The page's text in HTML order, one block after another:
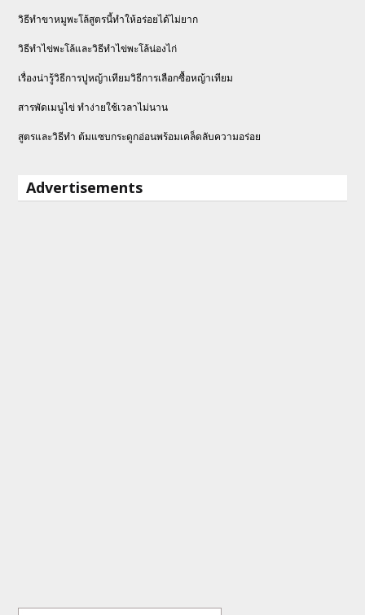
วิธีทำขาหมูพะโล้สูตรนี้ทำให้อร่อยได้ไม่ยาก
วิธีทําไข่พะโล้และวิธีทำไข่พะโล้น่องไก่
เรื่องน่ารู้วิธีการปูหญ้าเทียมวิธีการเลือกซื้อหญ้าเทียม
สารพัดเมนูไข่ ทำง่ายใช้เวลาไม่นาน
สูตรและวิธีทำ ต้มแซบกระดูกอ่อนพร้อมเคล็ดลับความอร่อย
Advertisements